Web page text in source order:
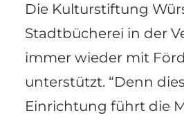
Die Kulturstiftung
Stadtbücherei in der
immer wieder mit
unterstützt. “Denn
Einrichtung führt die